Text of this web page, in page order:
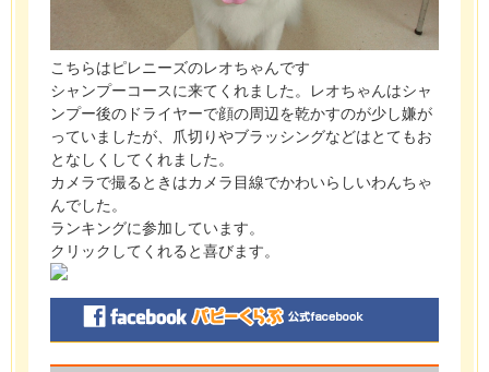
こちらはピレニーズのレオちゃんです
シャンプーコースに来てくれました。レオちゃんはシャ
ンプー後のドライヤーで顔の周辺を乾かすのが少し嫌が
っていましたが、爪切りやブラッシングなどはとてもお
となしくしてくれました。
カメラで撮るときはカメラ目線でかわいらしいわんちゃ
んでした。
ランキングに参加しています。
クリックしてくれると喜びます。